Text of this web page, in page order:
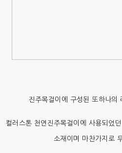
진주목걸이에 구성된 또하나의
컬러스톤 천연진주목걸이에 사용되었
소재이며 마찬가지로